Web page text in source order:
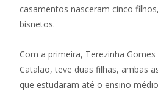
casamentos nasceram cinco
bisnetos.
Com a primeira, Terezinha Gomes
Catalão, teve duas filhas, ambas
que estudaram até o ensino